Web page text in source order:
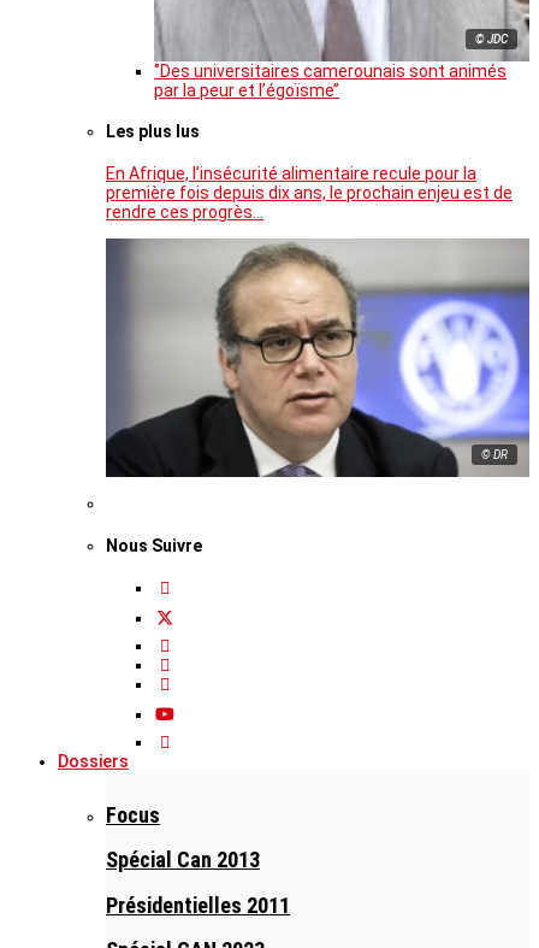
© JDC
‘’Des universitaires camerounais sont animés
par la peur et l’égoïsme’’
Les plus lus
En Afrique, l’insécurité alimentaire recule pour la
première fois depuis dix ans, le prochain enjeu est de
rendre ces progrès…
© DR
Nous Suivre
Dossiers
Focus
Spécial Can 2013
Présidentielles 2011